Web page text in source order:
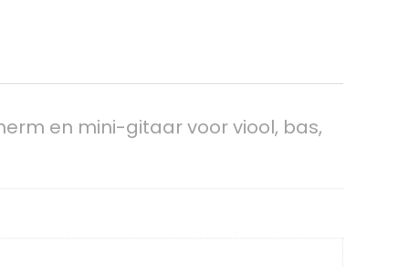
en mini-gitaar voor viool, bas,